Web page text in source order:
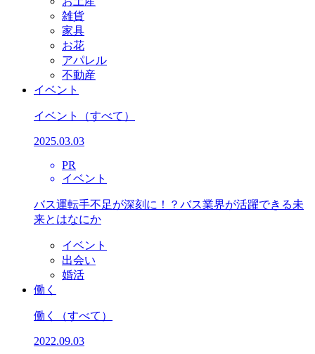
雑貨
家具
お花
アパレル
不動産
イベント
イベント （すべて）
2025.03.03
PR
イベント
バス運転手不足が深刻に！？バス業界が活躍できる未
来とはなにか
イベント
出会い
婚活
働く
働く （すべて）
2022.09.03